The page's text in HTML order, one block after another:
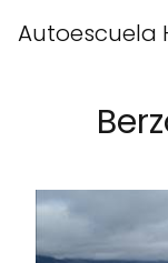
Autoescuela